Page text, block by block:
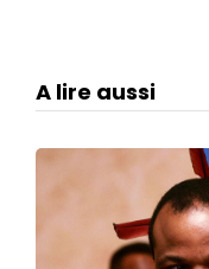
A lire aussi